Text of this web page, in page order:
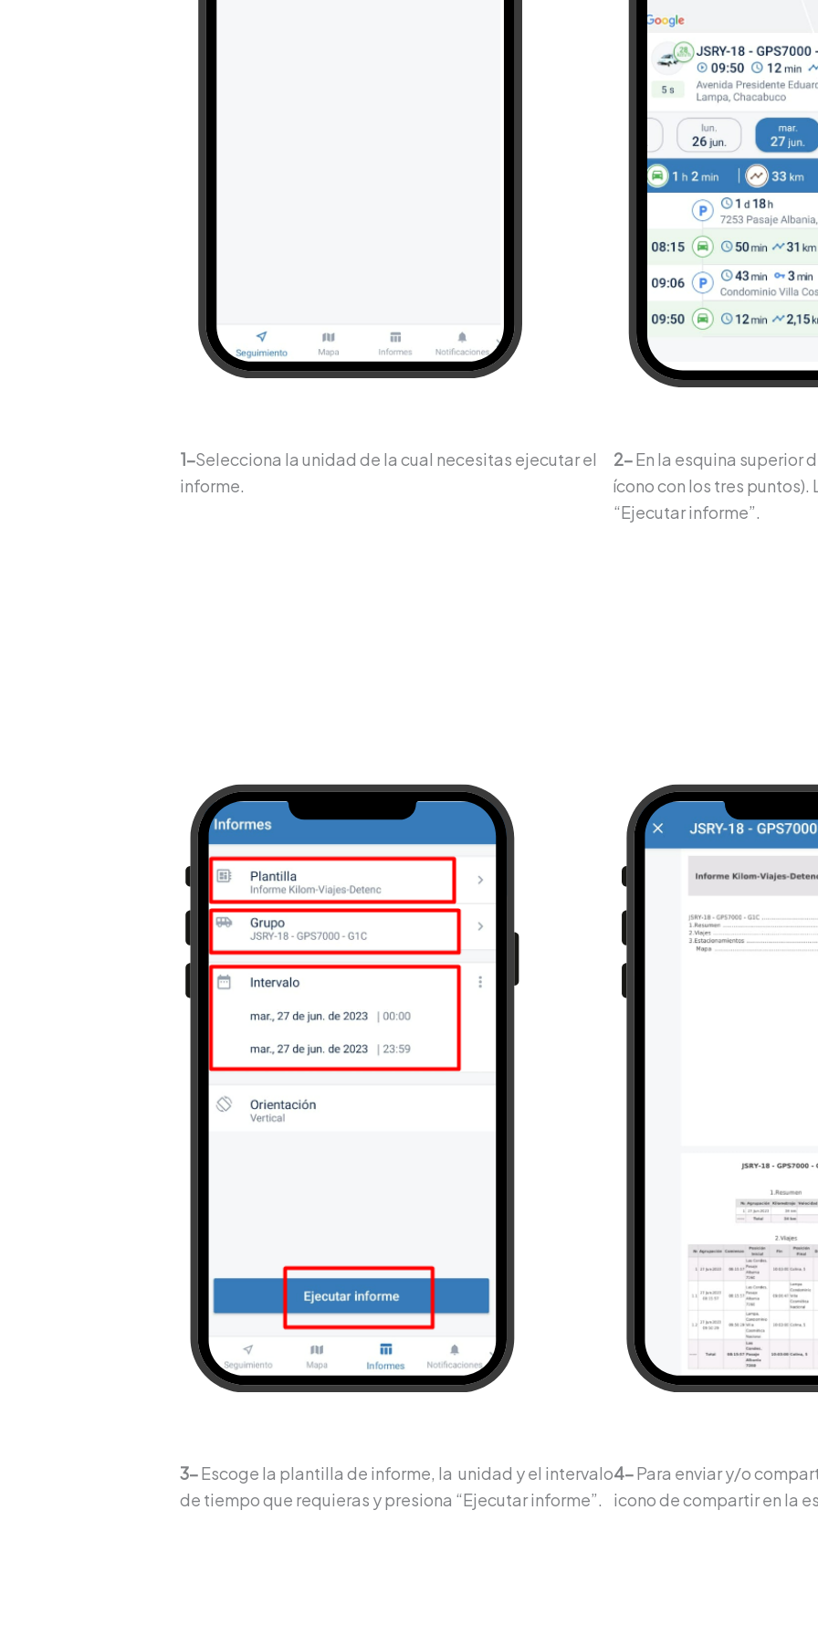
1-Selecciona la unidad de la cual necesitas ejecutar el
informe.
2-En la esquina superior
ícono con los tres
“Ejecutar informe”.
3-Escoge la plantilla de informe, la unidad y el intervalo
de tiempo que requieras y presiona “Ejecutar informe”.
4-Para enviar y/o
icono de compartir en la